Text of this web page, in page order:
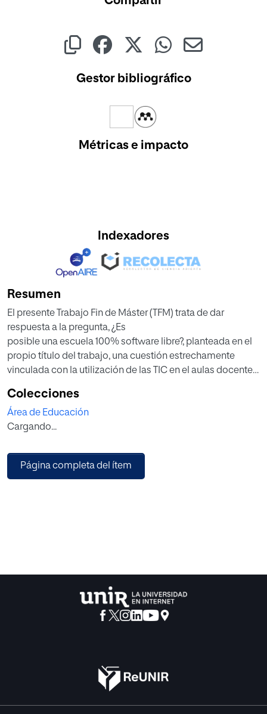
Gestor bibliográfico
Métricas e impacto
Indexadores
Resumen
El presente Trabajo Fin de Máster (TFM) trata de dar
respuesta a la pregunta, ¿Es
posible una escuela 100% software libre?, planteada en el
propio título del trabajo, una cuestión estrechamente
vinculada con la utilización de las TIC en el aulas docentes,
de enseñar y aprender. Para alcanzar una respuesta se han
localizado, analizado y evaluado diferentes aplicaciones
de software, existentes en la red, que se pueden descargar
posibilidades que permitan
cubrir la totalidad de las necesidades de software de los
Colecciones
Área de Educación
Cargando...
Página completa del ítem